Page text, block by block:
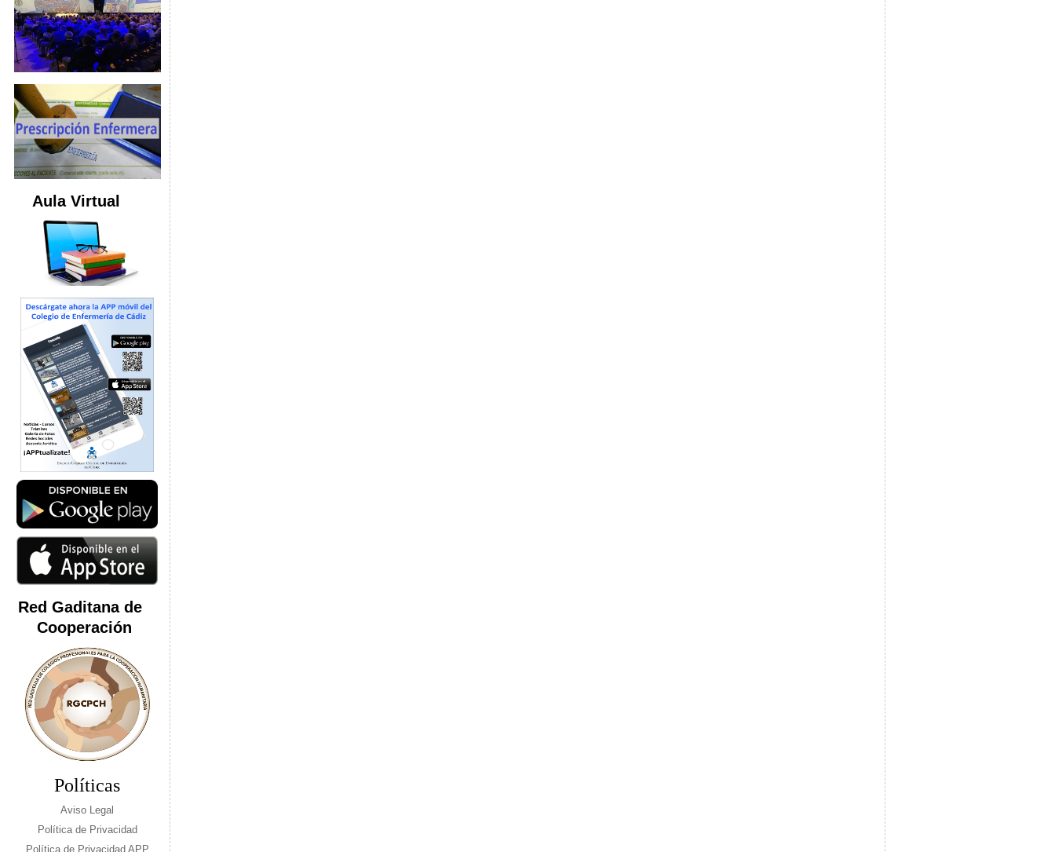
Aula Virtual
Red Gaditana de
Cooperación
Políticas
Aviso Legal
Política de Privacidad
Política de Privacidad APP